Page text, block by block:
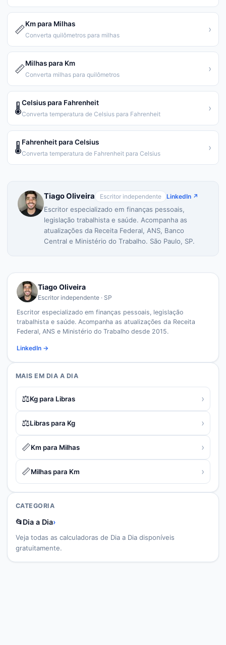
📏Km para Milhas
Converta quilômetros para milhas
›
📏Milhas para Km
Converta milhas para quilômetros
›
🌡️Celsius para Fahrenheit
Converta temperatura de Celsius para Fahrenheit
›
🌡️Fahrenheit para Celsius
Converta temperatura de Fahrenheit para Celsius
›
Tiago Oliveira Escritor independente LinkedIn ↗
Escritor especializado em finanças pessoais,
legislação trabalhista e saúde. Acompanha as
atualizações da Receita Federal, ANS, Banco
Central e Ministério do Trabalho. São Paulo, SP.
Tiago Oliveira
Escritor independente · SP
Escritor especializado em finanças pessoais, legislação
trabalhista e saúde. Acompanha as atualizações da Receita
Federal, ANS e Ministério do Trabalho desde 2015.
LinkedIn →
MAIS EM DIA A DIA
⚖️Kg para Libras ›
⚖️Libras para Kg ›
📏Km para Milhas ›
📏Milhas para Km ›
CATEGORIA
📂Dia a Dia›
Veja todas as calculadoras de Dia a Dia disponíveis
gratuitamente.